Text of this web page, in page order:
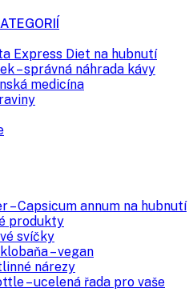
Express Diet na hubnutí
– správná náhrada kávy
medicína
– Capsicum annum na hubnutí
produkty
svíčky
– vegan
nárezy
– ucelená řada pro vaše